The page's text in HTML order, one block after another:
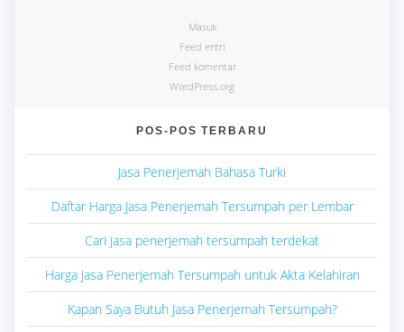
Masuk
Feed entri
Feed komentar
WordPress.org
POS-POS TERBARU
Jasa Penerjemah Bahasa Turki
Daftar Harga Jasa Penerjemah Tersumpah per Lembar
Cari jasa penerjemah tersumpah terdekat
Harga Jasa Penerjemah Tersumpah untuk Akta Kelahiran
Kapan Saya Butuh Jasa Penerjemah Tersumpah?